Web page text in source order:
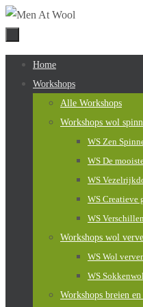
Naar
inhoud
springen
Naar
Home
Workshops
Alle Workshops
Workshops wol
WS Zen
WS De
WS
WS Creatieve
WS
Workshops wol
WS Wol
WS
Workshops breien en